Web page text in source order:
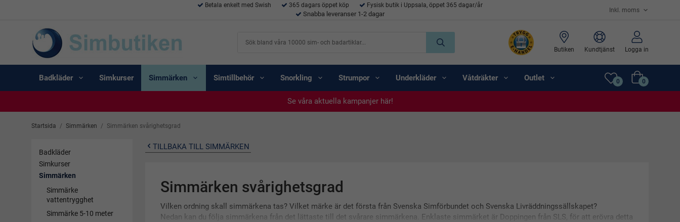
Betala enkelt med Swish 365 dagars öppet köp Fysisk butik i Uppsala, öppet 365 dagar/år
Snabba leveranser 1-2 dagar
Butiken Kundtjänst Logga in
Badkläder Simkurser Simmärken Simtillbehör Snorkling Strumpor Underkläder Våtdräkter Outlet 0 0
Se våra aktuella kampanjer här!
Se våra aktuella kampanjer här!
Se våra aktuella kampanjer här!
Se våra aktuella kampanjer här!
Startsida / Simmärken / Simmärken svårighetsgrad
Badkläder
Simkurser
Simmärken
Simmärke
vattentrygghet
Simmärke 5-10 meter
TILLBAKA TILL SIMMÄRKEN
Simmärken svårighetsgrad
Vilken ordning skall simmärkena tas? Vilket märke är det första från Svenska Simförbundet och Svenska Livräddningssällskapet?
Nedan kan du följa simmärkena från det lättaste till det svårare simmärkena. Enklaste simmärket är Doppingen från SLS, för att erövra detta